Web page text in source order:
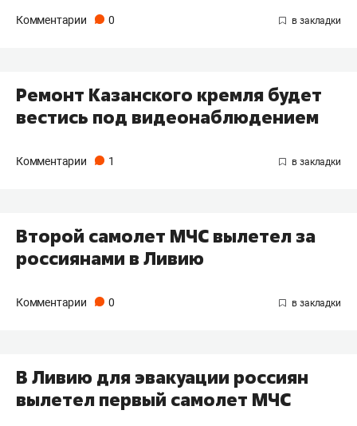
Комментарии 0
Ремонт Казанского кремля будет
вестись под видеонаблюдением
Комментарии 1
Второй самолет МЧС вылетел за
россиянами в Ливию
Комментарии 0
В Ливию для эвакуации россиян
вылетел первый самолет МЧС